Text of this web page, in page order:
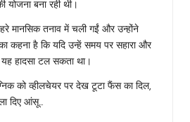
बना रही थी।
मानसिक तनाव में चली गईं और उन्होंने
कहना है कि यदि उन्हें समय पर सहारा और
यह हादसा टल सकता था।
को व्हीलचेयर पर देख टूटा फैंस का दिल,
दिए आंसू…